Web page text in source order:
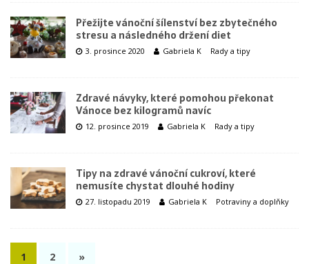
Přežijte vánoční šílenství bez zbytečného
stresu a následného držení diet
3. prosince 2020 Gabriela K Rady a tipy
Zdravé návyky, které pomohou překonat
Vánoce bez kilogramů navíc
12. prosince 2019 Gabriela K Rady a tipy
Tipy na zdravé vánoční cukroví, které
nemusíte chystat dlouhé hodiny
27. listopadu 2019 Gabriela K Potraviny a doplňky
1 2 »